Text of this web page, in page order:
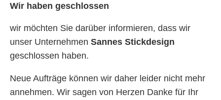
Wir haben geschlossen
wir möchten Sie darüber informieren, dass wir
unser Unternehmen Sannes Stickdesign
geschlossen haben.
Neue Aufträge können wir daher leider nicht mehr
annehmen. Wir sagen von Herzen Danke für Ihr